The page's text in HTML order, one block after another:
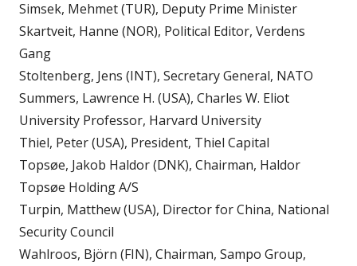
Simsek, Mehmet (TUR), Deputy Prime Minister
Skartveit, Hanne (NOR), Political Editor, Verdens
Gang
Stoltenberg, Jens (INT), Secretary General, NATO
Summers, Lawrence H. (USA), Charles W. Eliot
University Professor, Harvard University
Thiel, Peter (USA), President, Thiel Capital
Topsøe, Jakob Haldor (DNK), Chairman, Haldor
Topsøe Holding A/S
Turpin, Matthew (USA), Director for China, National
Security Council
Wahlroos, Björn (FIN), Chairman, Sampo Group,